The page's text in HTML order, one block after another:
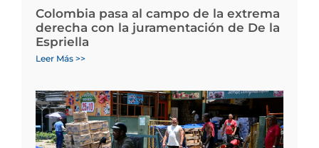
Colombia pasa al campo de la extrema
derecha con la juramentación de De la
Espriella
Leer Más >>